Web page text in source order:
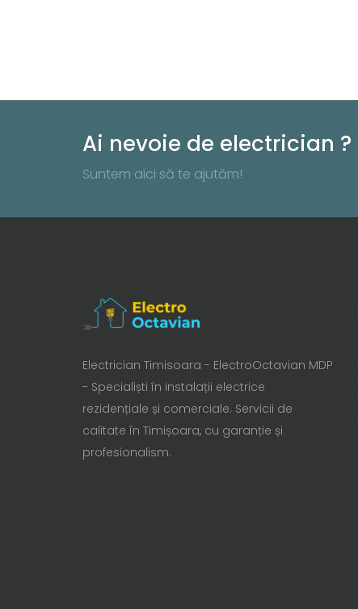
Ai nevoie de electrician ?
Suntem aici să te ajutăm!
Electrician Timisoara - ElectroOctavian MDP
- Specialiști în instalații electrice
rezidențiale și comerciale. Servicii de
calitate în Timișoara, cu garanție și
profesionalism.